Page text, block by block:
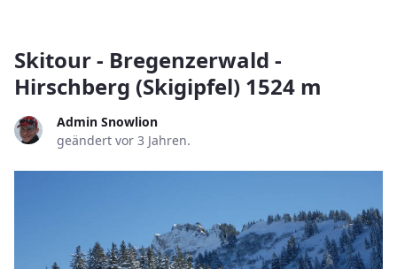
Skitour - Bregenzerwald -
Hirschberg (Skigipfel) 1524 m
Admin Snowlion
geändert vor 3 Jahren.